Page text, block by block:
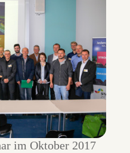
im Oktober 2017